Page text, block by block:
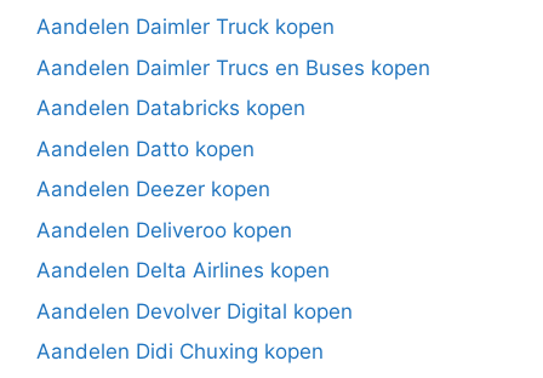
Aandelen Daimler Truck kopen
Aandelen Daimler Trucs en Buses kopen
Aandelen Databricks kopen
Aandelen Datto kopen
Aandelen Deezer kopen
Aandelen Deliveroo kopen
Aandelen Delta Airlines kopen
Aandelen Devolver Digital kopen
Aandelen Didi Chuxing kopen